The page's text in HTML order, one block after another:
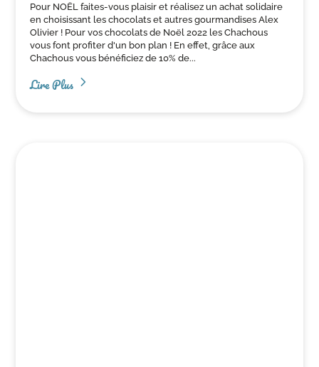
Pour NOËL faites-vous plaisir et réalisez un achat solidaire
en choisissant les chocolats et autres gourmandises Alex
Olivier ! Pour vos chocolats de Noël 2022 les Chachous
vous font profiter d'un bon plan ! En effet, grâce aux
Chachous vous bénéficiez de 10% de...
Lire Plus